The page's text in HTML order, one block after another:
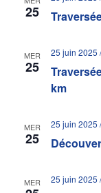
25
MER
25
km
25 juin 2025
MER
25
25 juin 2025
MER 25 juin 2025